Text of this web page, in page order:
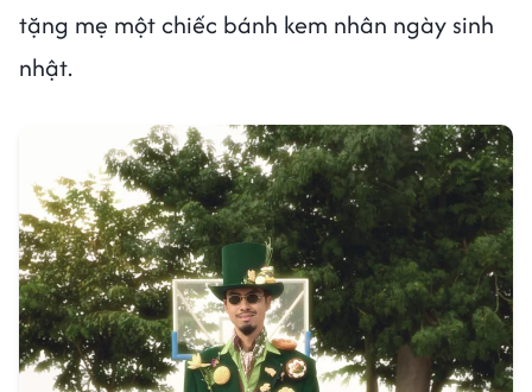
tặng mẹ một chiếc bánh kem nhân ngày sinh
nhật.